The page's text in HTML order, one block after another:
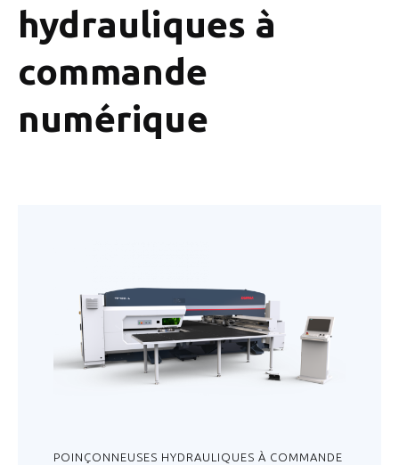
hydrauliques à
commande
numérique
POINÇONNEUSES HYDRAULIQUES À COMMANDE